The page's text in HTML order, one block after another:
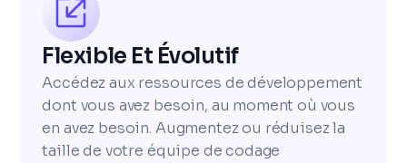
Flexible Et Évolutif
Accédez aux ressources de développement
dont vous avez besoin, au moment où vous
en avez besoin. Augmentez ou réduisez la
taille de votre équipe de codage